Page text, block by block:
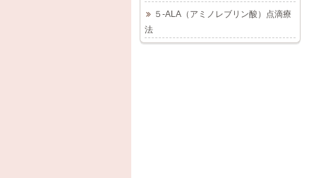
しやま形成外科皮フ科
クリニック（名古屋
クリニック（名古屋栄
2019-07-25 2024-05-16
５-ALA（アミノレブリン酸）点滴療
法